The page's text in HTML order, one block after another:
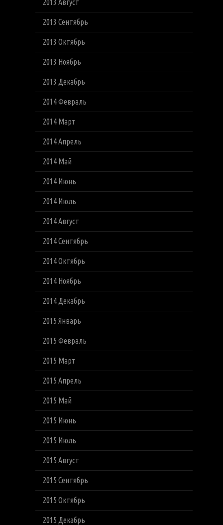
2013 Август
2013 Сентябрь
2013 Октябрь
2013 Ноябрь
2013 Декабрь
2014 Февраль
2014 Март
2014 Апрель
2014 Май
2014 Июнь
2014 Июль
2014 Август
2014 Сентябрь
2014 Октябрь
2014 Ноябрь
2014 Декабрь
2015 Январь
2015 Февраль
2015 Март
2015 Апрель
2015 Май
2015 Июнь
2015 Июль
2015 Август
2015 Сентябрь
2015 Октябрь
2015 Декабрь